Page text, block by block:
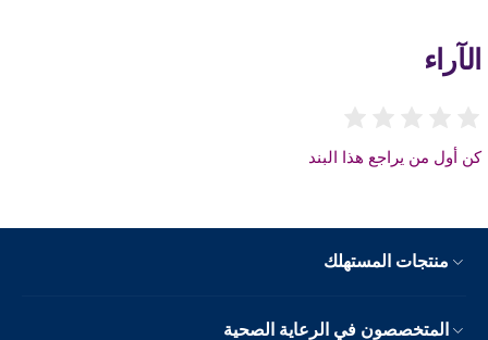
الآراء
كن أول من يراجع هذا البند
منتجات المستهلك
المتخصصون في الرعاية الصحية